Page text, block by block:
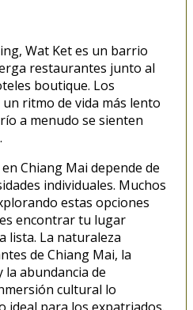
Wat Ket es un barrio
restaurantes junto al
boutique. Los
ritmo de vida más lento
a menudo se sienten
Chiang Mai depende de
individuales. Muchos
estas opciones
encontrar tu lugar
lista. La naturaleza
de Chiang Mai, la
la abundancia de
cultural lo